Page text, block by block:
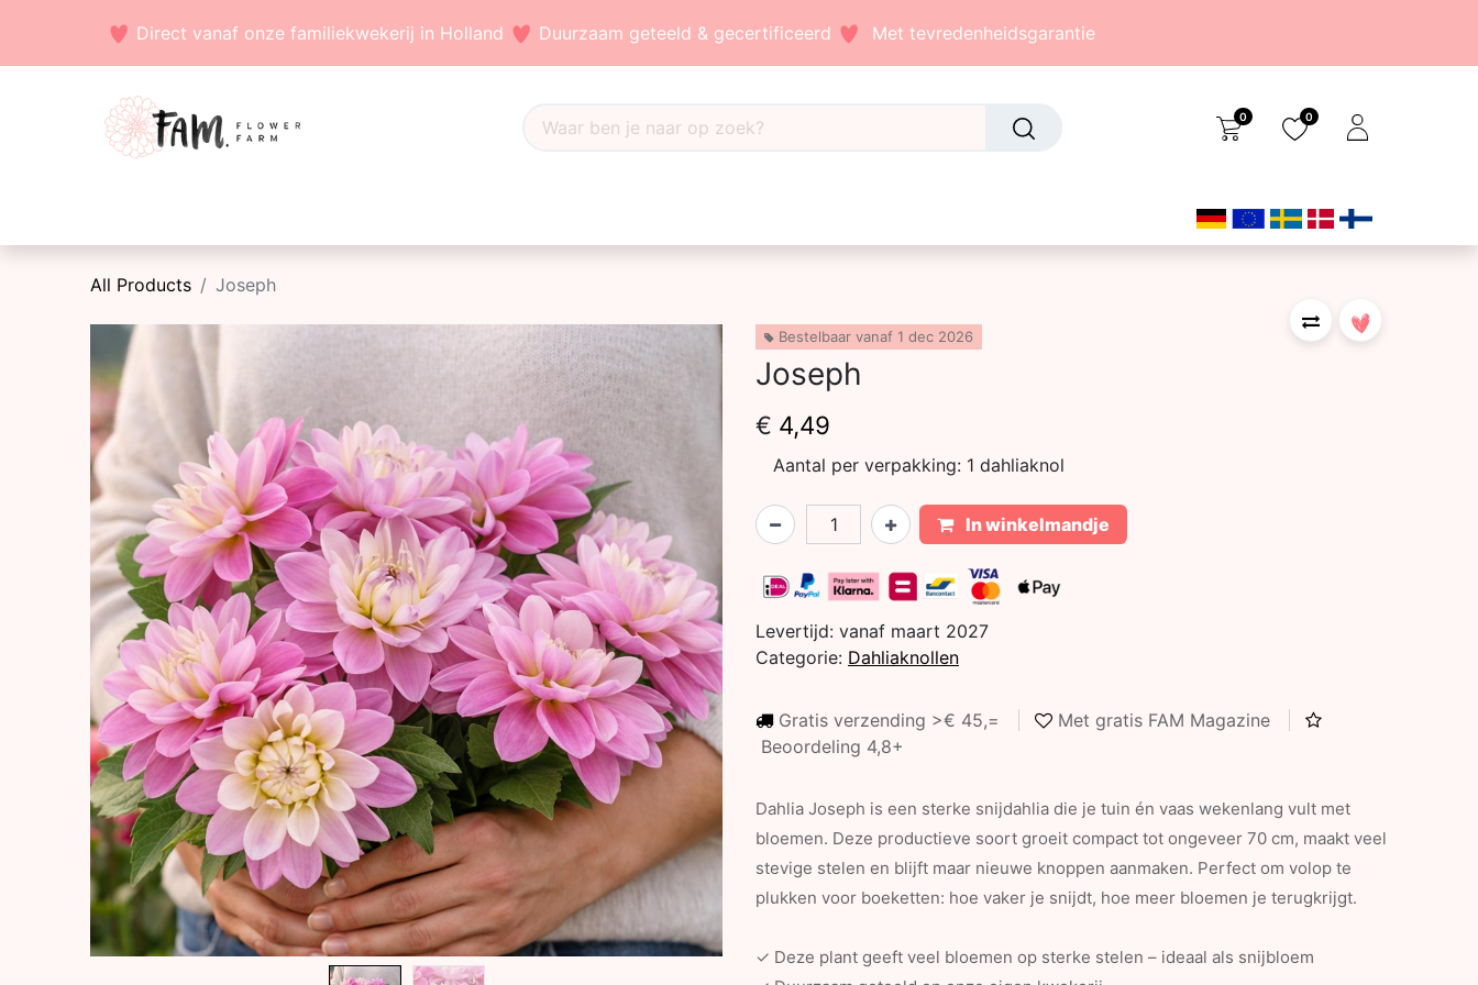
Direct vanaf onze familiekwekerij in Holland Duurzaam geteeld & gecertificeerd Met tevredenheidsgarantie
0 0
All Products Joseph
Bestelbaar vanaf 1 dec 2026
Joseph
€ 4,49
Aantal per verpakking: 1 dahliaknol
In winkelmandje
Levertijd: vanaf maart 2027
Categorie: Dahliaknollen
Gratis verzending >€ 45,=
Met gratis FAM Magazine
Beoordeling 4,8+
Dahlia Joseph is een sterke snijdahlia die je tuin én vaas wekenlang vult met
bloemen. Deze productieve soort groeit compact tot ongeveer 70 cm, maakt veel
stevige stelen en blijft maar nieuwe knoppen aanmaken. Perfect om volop te
plukken voor boeketten: hoe vaker je snijdt, hoe meer bloemen je terugkrijgt.
✓ Deze plant geeft veel bloemen op sterke stelen – ideaal als snijbloem